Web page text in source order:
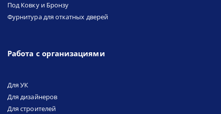
Под Ковку и Бронзу
Фурнитура для откатных дверей
Работа с организациями
Для УК
Для дизайнеров
Для строителей